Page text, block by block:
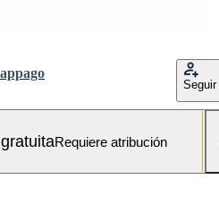
Seguir
Requiere atribución